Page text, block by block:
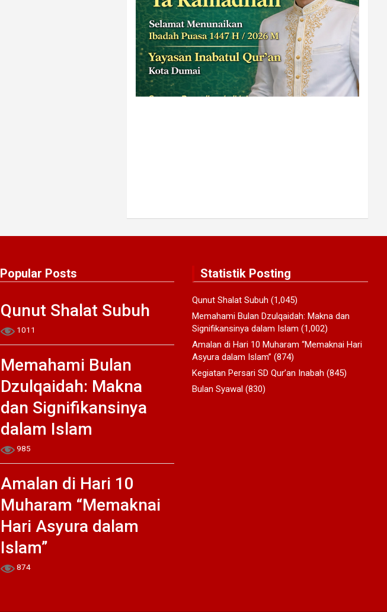
Popular Posts
Qunut Shalat Subuh
1011
Memahami Bulan
Dzulqaidah: Makna
dan Signifikansinya
dalam Islam
985
Amalan di Hari 10
Muharam “Memaknai
Hari Asyura dalam
Islam”
874
Statistik Posting
Qunut Shalat Subuh (1,045)
Memahami Bulan Dzulqaidah: Makna dan
Signifikansinya dalam Islam (1,002)
Amalan di Hari 10 Muharam “Memaknai Hari
Asyura dalam Islam” (874)
Kegiatan Persari SD Qur’an Inabah (845)
Bulan Syawal (830)